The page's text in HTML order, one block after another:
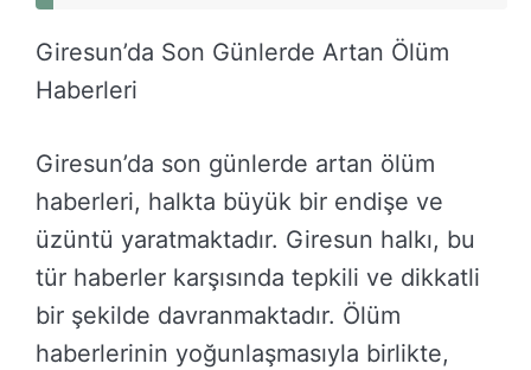
Giresun’da Son Günlerde Artan Ölüm
Haberleri
Giresun’da son günlerde artan ölüm
haberleri, halkta büyük bir endişe ve
üzüntü yaratmaktadır. Giresun halkı, bu
tür haberler karşısında tepkili ve dikkatli
bir şekilde davranmaktadır. Ölüm
haberlerinin yoğunlaşmasıyla birlikte,